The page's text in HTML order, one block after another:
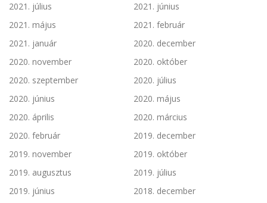
2021. július
2021. június
2021. május
2021. február
2021. január
2020. december
2020. november
2020. október
2020. szeptember
2020. július
2020. június
2020. május
2020. április
2020. március
2020. február
2019. december
2019. november
2019. október
2019. augusztus
2019. július
2019. június
2018. december